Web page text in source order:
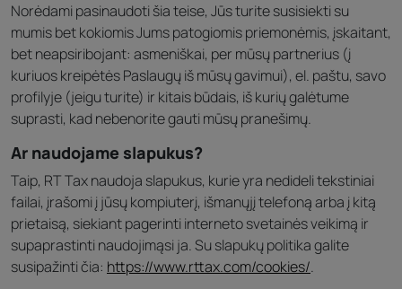
Norėdami pasinaudoti šia teise, Jūs turite susisiekti su
mumis bet kokiomis Jums patogiomis priemonėmis, įskaitant,
bet neapsiribojant: asmeniškai, per mūsų partnerius (į
kuriuos kreipėtės Paslaugų iš mūsų gavimui), el. paštu, savo
profilyje (jeigu turite) ir kitais būdais, iš kurių galėtume
suprasti, kad nebenorite gauti mūsų pranešimų.
Ar naudojame slapukus?
Taip, RT Tax naudoja slapukus, kurie yra nedideli tekstiniai
failai, įrašomi į jūsų kompiuterį, išmanųjį telefoną arba į kitą
prietaisą, siekiant pagerinti interneto svetainės veikimą ir
supaprastinti naudojimąsi ja. Su slapukų politika galite
susipažinti čia: https://www.rttax.com/cookies/.